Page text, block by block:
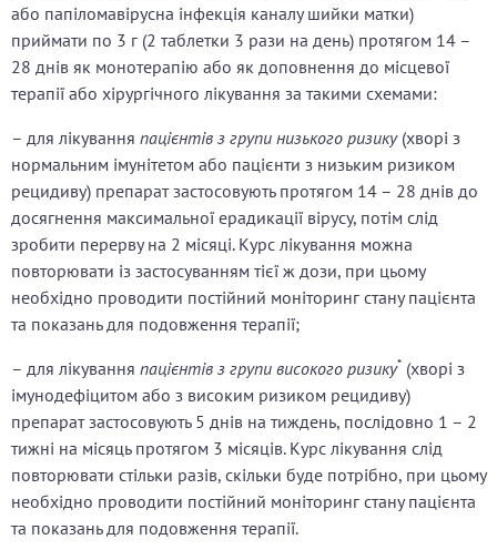
або папіломавірусна інфекція каналу шийки матки)
приймати по 3 г (2 таблетки 3 рази на день) протягом 14 –
28 днів як монотерапію або як доповнення до місцевої
терапії або хірургічного лікування за такими схемами:
– для лікування пацієнтів з групи низького ризику(хворі з
нормальним імунітетом або пацієнти з низьким ризиком
рецидиву) препарат застосовують протягом 14 – 28 днів до
досягнення максимальної ерадикації вірусу, потім слід
зробити перерву на 2 місяці. Курс лікування можна
повторювати із застосуванням тієї ж дози, при цьому
необхідно проводити постійний моніторинг стану пацієнта
та показань для подовження терапії;
– для лікування пацієнтів з групи високого ризику* (хворі з
імунодефіцитом або з високим ризиком рецидиву)
препарат застосовують 5 днів на тиждень, послідовно 1 – 2
тижні на місяць протягом 3 місяців. Курс лікування слід
повторювати стільки разів, скільки буде потрібно, при цьому
необхідно проводити постійний моніторинг стану пацієнта
та показань для подовження терапії.